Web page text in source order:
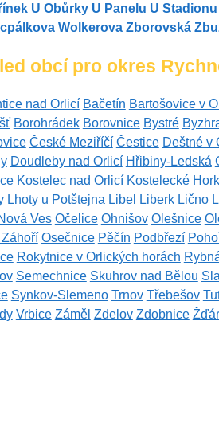
U Obůrky U Panelu U Stadionu
Wolkerova Zborovská
obcí pro okres
nad Orlicí Bačetín Bartošovice v
Borohrádek Borovnice Bystré
České Meziříčí Čestice Deštné v
Doudleby nad Orlicí Hřibiny-Ledská
Kostelec nad Orlicí Kostelecké
Lhoty u Potštejna Libel Liberk Lično
Ves Očelice Ohnišov Olešnice
Osečnice Pěčín Podbřezí
Rokytnice v Orlických horách
Semechnice Skuhrov nad Bělou
Synkov-Slemeno Trnov Třebešov
Vrbice Záměl Zdelov Zdobnice